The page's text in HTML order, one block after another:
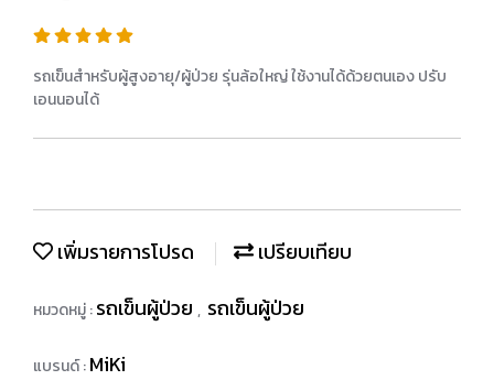
รถเข็นสำหรับผู้สูงอายุ/ผู้ป่วย รุ่นล้อใหญ่ ใช้งานได้ด้วยตนเอง ปรับ
เอนนอนได้
เพิ่มรายการโปรด เปรียบเทียบ
หมวดหมู่ :รถเข็นผู้ป่วย , รถเข็นผู้ป่วย
แบรนด์ :MiKi